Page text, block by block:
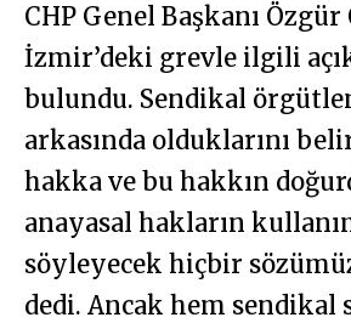
CHP Genel Başkanı Özgür
İzmir’deki grevle ilgili
bulundu. Sendikal
arkasında olduklarını
hakka ve bu hakkın
anayasal hakların
söyleyecek hiçbir
dedi. Ancak hem sendikal